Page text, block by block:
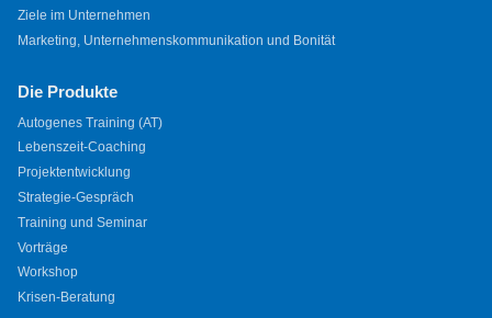
Ziele im Unternehmen
Marketing, Unternehmenskommunikation und Bonität
Die Produkte
Autogenes Training (AT)
Lebenszeit-Coaching
Projektentwicklung
Strategie-Gespräch
Training und Seminar
Vorträge
Workshop
Krisen-Beratung